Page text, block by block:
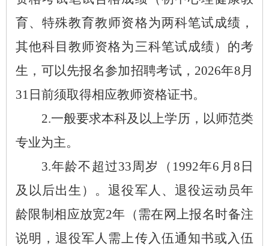
育、特殊教育教师资格为两科笔试成绩，
其他科目教师资格为三科笔试成绩）的考
生，可以先报名参加招聘考试，2026年8月
31日前须取得相应教师资格证书。
2.一般要求本科及以上学历，以师范类
专业为主。
3.年龄不超过33周岁（1992年6月8日
及以后出生）。退役军人、退役运动员年
龄限制相应放宽2年（需在网上报名时备注
说明，退役军人需上传入伍通知书或入伍